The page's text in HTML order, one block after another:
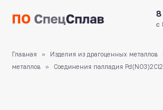
8 831 413 29 55
Главная Изделия из драгоценных металлов
металлов
Соединения палладия Pd(NO3)2Cl2